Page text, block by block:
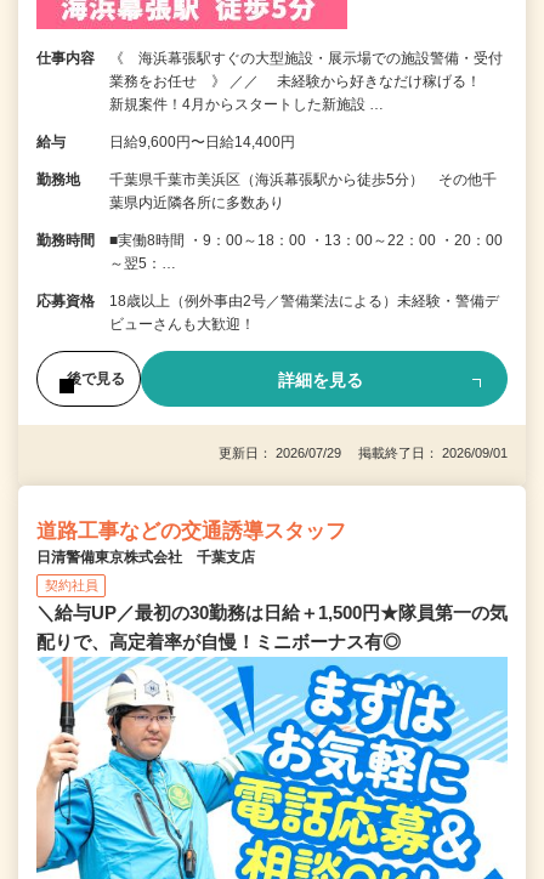
仕事内容
《 海浜幕張駅すぐの大型施設・展示場での施設警備・受付
業務をお任せ 》 ／／ 未経験から好きなだけ稼げる！
新規案件！4月からスタートした新施設 …
給与 日給9,600円〜日給14,400円
勤務地
千葉県千葉市美浜区（海浜幕張駅から徒歩5分） その他千
葉県内近隣各所に多数あり
勤務時間
■実働8時間 ・9：00～18：00 ・13：00～22：00 ・20：00
～翌5：…
応募資格
18歳以上（例外事由2号／警備業法による）未経験・警備デ
ビューさんも大歓迎！
後で見る 詳細を見る
更新日： 2026/07/29 掲載終了日： 2026/09/01
道路工事などの交通誘導スタッフ
日清警備東京株式会社 千葉支店
契約社員
＼給与UP／最初の30勤務は日給＋1,500円★隊員第一の気
配りで、高定着率が自慢！ミニボーナス有◎